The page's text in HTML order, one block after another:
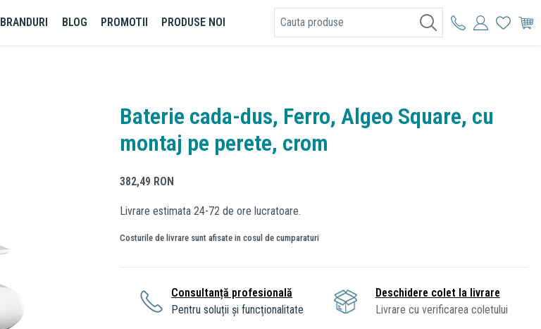
BRANDURI BLOG PROMOTII PRODUSE NOI
Baterie cada-dus, Ferro, Algeo Square, cu
montaj pe perete, crom
382,49 RON
Livrare estimata 24-72 de ore lucratoare.
Costurile de livrare sunt afisate in cosul de cumparaturi
Consultanță profesională
Pentru soluții și funcționalitate
Deschidere colet la livrare
Livrare cu verificarea coletului